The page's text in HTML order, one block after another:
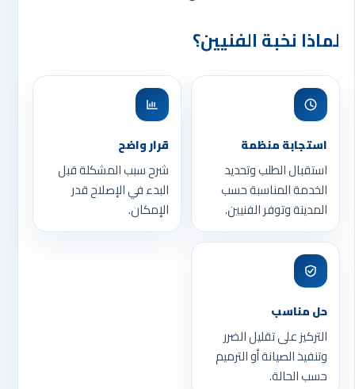
لماذا نخبة الفنيين؟
استجابة منظمة
استقبال الطلب وتحديد
الخدمة المناسبة حسب
المدينة وتوفر الفنيين.
قرار واضح
شرح سبب المشكلة قبل
البدء في الإصلاح قدر
الإمكان.
حل مناسب
التركيز على تقليل الضرر
وتنفيذ الصيانة أو الترميم
حسب الحالة.